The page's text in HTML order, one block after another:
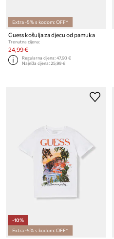
Extra -5% s kodom: OFF*
Guess košulja za djecu od pamuka
Trenutna cijena:
24,99 €
Regularna cijena:47,90 €
Najniža cijena:25,99 €
-10%
Extra -5% s kodom: OFF*